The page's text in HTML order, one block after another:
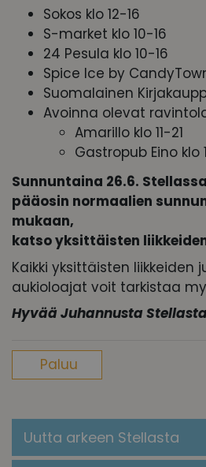
Sokos klo 12-16
S-market klo 10-16
24 Pesula klo 10-16
Spice Ice by CandyTown
Suomalainen
Avoinna olevat
Amarillo klo 11-21
Gastropub Eino klo
Sunnuntaina 26.6.
pääosin normaalien
mukaan,
katso yksittäisten
Kaikki yksittäisten liikkeiden
aukioloajat voit tarkistaa
Hyvää Juhannusta
Paluu
Uutta arkeen Stellasta